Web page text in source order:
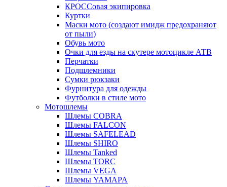
КРОССовая экипировка
Куртки
Маски мото (создают имидж предохраняют
от пыли)
Обувь мото
Очки для езды на скутере мотоцикле АТВ
Перчатки
Подшлемники
Сумки рюкзаки
Фурнитура для одежды
Футболки в стиле мото
Мотошлемы
Шлемы COBRA
Шлемы FALCON
Шлемы SAFELEAD
Шлемы SHIRO
Шлемы Tanked
Шлемы TORC
Шлемы VEGA
Шлемы YAMAPA